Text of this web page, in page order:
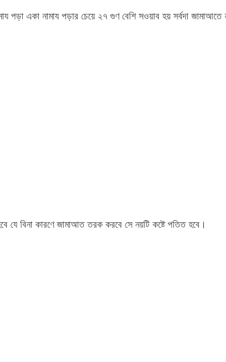
পড়া একা নামায পড়ার চেয়ে ২৭ গুণ বেশি সওয়াব হয় সর্বদা
যে বিনা কারণে জামাআত তরক করবে সে নয়টি কষ্টে পতিত হবে।